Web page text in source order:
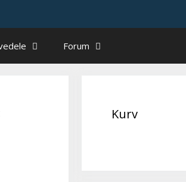
Forum
Kurv